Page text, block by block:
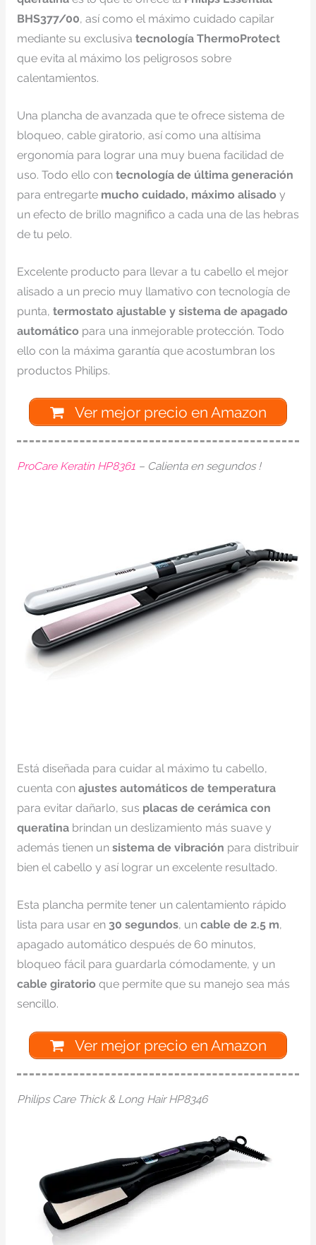
BHS377/00, así como el máximo cuidado capilar
mediante su exclusiva tecnología ThermoProtect
que evita al máximo los peligrosos sobre
calentamientos.
Una plancha de avanzada que te ofrece sistema de
bloqueo, cable giratorio, así como una altísima
ergonomía para lograr una muy buena facilidad de
uso. Todo ello con tecnología de última generación
para entregarte mucho cuidado, máximo alisadoy
un efecto de brillo magnifico a cada una de las hebras
de tu pelo.
Excelente producto para llevar a tu cabello el mejor
alisado a un precio muy llamativo con tecnología de
punta, termostato ajustable y sistema de apagado
automáticopara una inmejorable protección. Todo
ello con la máxima garantía que acostumbran los
productos Philips.
Ver mejor precio en Amazon
ProCare Keratin HP8361– Calienta en segundos !
Está diseñada para cuidar al máximo tu cabello,
cuenta con ajustes automáticos de temperatura
para evitar dañarlo, sus placas de cerámica con
queratinabrindan un deslizamiento más suave y
además tienen un sistema de vibración para distribuir
bien el cabello y así lograr un excelente resultado.
Esta plancha permite tener un calentamiento rápido
lista para usar en 30 segundos, un cable de 2.5 m,
apagado automático después de 60 minutos,
bloqueo fácil para guardarla cómodamente, y un
cable giratorioque permite que su manejo sea más
sencillo.
Ver mejor precio en Amazon
Philips Care Thick & Long Hair HP8346